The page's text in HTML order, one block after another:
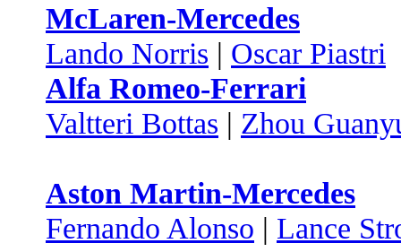
McLaren-Mercedes
Lando Norris | Oscar Piastri
Alfa Romeo-Ferrari
Valtteri Bottas | Zhou
Aston Martin-Mercedes
Fernando Alonso | Lance